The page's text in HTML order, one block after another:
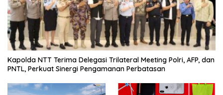
Kapolda NTT Terima Delegasi Trilateral Meeting Polri, AFP, dan
PNTL, Perkuat Sinergi Pengamanan Perbatasan